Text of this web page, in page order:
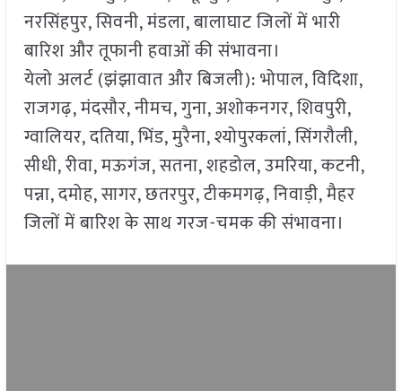
नरसिंहपुर, सिवनी, मंडला, बालाघाट जिलों में भारी
बारिश और तूफानी हवाओं की संभावना।
येलो अलर्ट (झंझावात और बिजली): भोपाल, विदिशा,
राजगढ़, मंदसौर, नीमच, गुना, अशोकनगर, शिवपुरी,
ग्वालियर, दतिया, भिंड, मुरैना, श्योपुरकलां, सिंगरौली,
सीधी, रीवा, मऊगंज, सतना, शहडोल, उमरिया, कटनी,
पन्ना, दमोह, सागर, छतरपुर, टीकमगढ़, निवाड़ी, मैहर
जिलों में बारिश के साथ गरज-चमक की संभावना।